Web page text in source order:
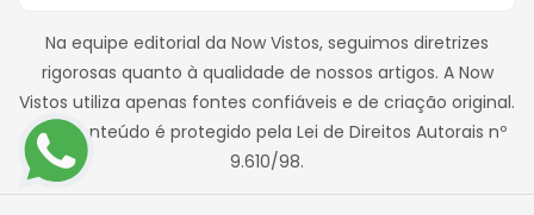
Na equipe editorial da Now Vistos, seguimos diretrizes
rigorosas quanto à qualidade de nossos artigos. A Now
Vistos utiliza apenas fontes confiáveis e de criação original.
Este conteúdo é protegido pela Lei de Direitos Autorais nº
9.610/98.